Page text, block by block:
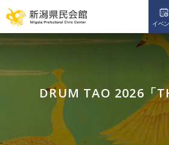
イベ
DRUM TAO 2026「